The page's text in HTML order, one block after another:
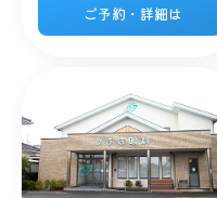
ご予約・詳細は